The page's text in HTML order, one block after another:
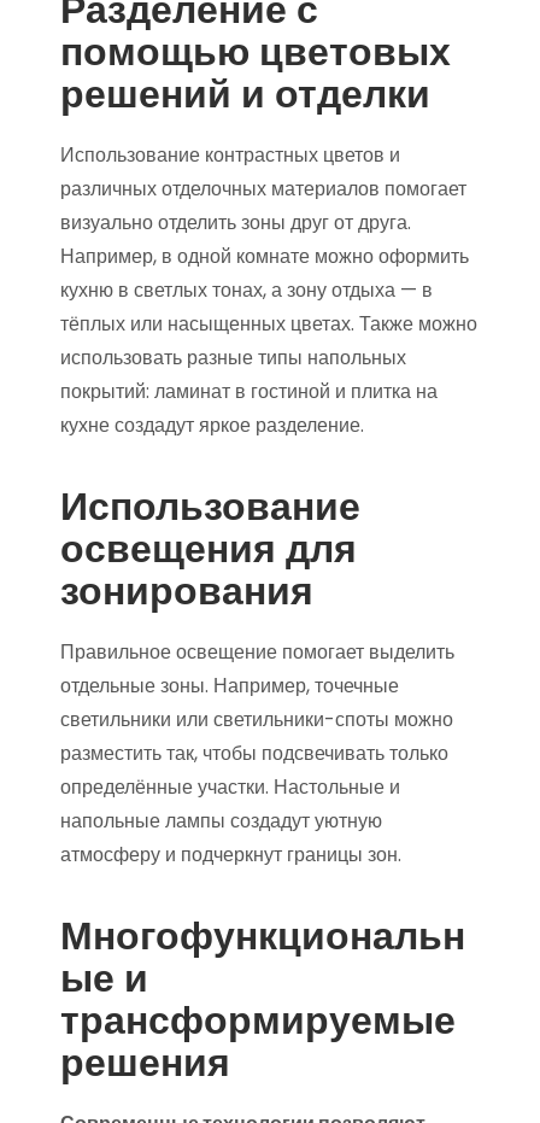
помощью цветовых
решений и отделки
Использование контрастных цветов и
различных отделочных материалов помогает
визуально отделить зоны друг от друга.
Например, в одной комнате можно оформить
кухню в светлых тонах, а зону отдыха — в
тёплых или насыщенных цветах. Также можно
использовать разные типы напольных
покрытий: ламинат в гостиной и плитка на
кухне создадут яркое разделение.
Использование
освещения для
зонирования
Правильное освещение помогает выделить
отдельные зоны. Например, точечные
светильники или светильники-споты можно
разместить так, чтобы подсвечивать только
определённые участки. Настольные и
напольные лампы создадут уютную
атмосферу и подчеркнут границы зон.
Многофункциональн
ые и
трансформируемые
решения